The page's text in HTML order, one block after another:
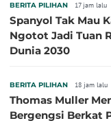
BERITA PILIHAN 17 jam lalu
Spanyol Tak Mau
Ngotot Jadi Tuan
Dunia 2030
BERITA PILIHAN 18 jam lalu
Thomas Muller
Bergengsi Berkat